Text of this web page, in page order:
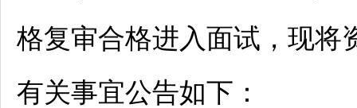
格复审合格进入面试，现将
有关事宜公告如下：